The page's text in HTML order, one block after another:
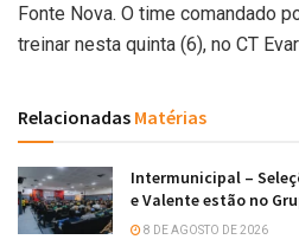
Fonte Nova. O time comandado
treinar nesta quinta (6), no CT
Relacionadas Matérias
Intermunicipal –
e Valente estão no
8 DE AGOSTO DE 2026